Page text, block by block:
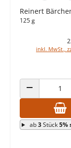
Reinert
125 g
inkl. MwSt.,
ANZAHL
ab3Stück5%